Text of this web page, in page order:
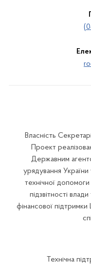
Власність
Проект
Державним
урядування
технічної
підзвітності
фінансової підтримки
Технічна